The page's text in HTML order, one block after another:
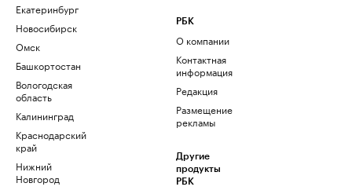
Екатеринбург
Новосибирск
Омск
Башкортостан
Вологодская
область
Калининград
Краснодарский
край
Нижний
Новгород
РБК
О компании
Контактная
информация
Редакция
Размещение
рекламы
Другие
продукты
РБК